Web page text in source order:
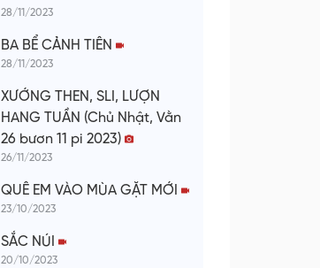
28/11/2023
BA BỂ CẢNH TIÊN
28/11/2023
XƯỚNG THEN, SLI, LƯỢN
HANG TUẦN (Chủ Nhật, Vằn
26 bươn 11 pi 2023)
26/11/2023
QUÊ EM VÀO MÙA GẶT MỚI
23/10/2023
SẮC NÚI
20/10/2023